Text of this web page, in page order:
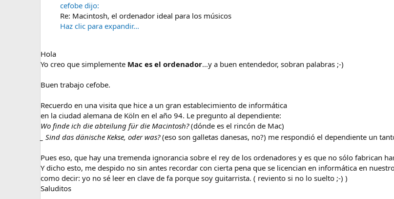
cefobe dijo:
Re: Macintosh, el ordenador ideal para los músicos
Haz clic para expandir...
Hola
Yo creo que simplemente Mac es el ordenador...y a buen entendedor, sobran palabras ;-)
Buen trabajo cefobe.
Recuerdo en una visita que hice a un gran establecimiento de informática
en la ciudad alemana de Köln en el año 94. Le pregunto al dependiente:
Wo finde ich die abteilung für die Macintosh?(dónde es el rincón de Mac)
_ Sind das dänische Kekse, oder was?(eso son galletas danesas, no?) me respondió el dependiente un
Pues eso, que hay una tremenda ignorancia sobre el rey de los ordenadores y es que no sólo fabrican
Y dicho esto, me despido no sin antes recordar con cierta pena que se licencian en informática en
como decir: yo no sé leer en clave de fa porque soy guitarrista. ( reviento si no lo suelto ;-) )
Saluditos